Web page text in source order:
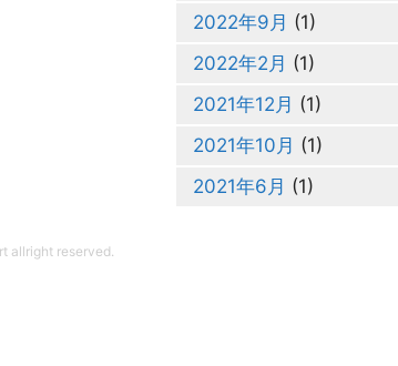
2022年9月 (1)
2022年2月 (1)
2021年12月 (1)
2021年10月 (1)
2021年6月 (1)
allright reserved.